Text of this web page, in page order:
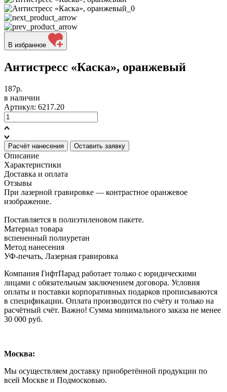
В избранное
Антистресс «Каска», оранжевый
187р.
в наличии
Артикул: 6217.20
Расчёт нанесения Оставить заявку
Описание
Характеристики
Доставка и оплата
Отзывы
При лазерной гравировке — контрастное оранжевое
изображение.
Поставляется в полиэтиленовом пакете.
Материал товара
вспененный полиуретан
Метод нанесения
УФ-печать, Лазерная гравировка
Компания ГифтПарад работает только с юридическими
лицами с обязательным заключением договора. Условия
оплаты и поставки корпоративных подарков прописываются
в спецификации. Оплата производится по счёту и только на
расчётный счёт. Важно! Сумма минимального заказа не менее
30 000 руб.
Москва:
Мы осуществляем доставку приобретённой продукции по
всей Москве и Подмосковью.